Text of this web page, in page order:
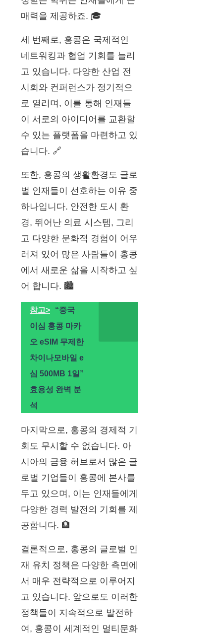
매력을 제공하죠. 🎓
세 번째로, 홍콩은 국제적인
네트워킹과 협업 기회를 늘리
고 있습니다. 다양한 산업 전
시회와 컨퍼런스가 정기적으
로 열리며, 이를 통해 인재들
이 서로의 아이디어를 교환할
수 있는 플랫폼을 마련하고 있
습니다. 🔗
또한, 홍콩의 생활환경도 글로
벌 인재들이 선호하는 이유 중
하나입니다. 안전한 도시 환
경, 뛰어난 의료 시스템, 그리
고 다양한 문화적 경험이 어우
러져 있어 많은 사람들이 홍콩
에서 새로운 삶을 시작하고 싶
어 합니다. 🏙️
참고>
“중국
이심 홍콩 마카
오 eSIM 무제한
차이나모바일 e
심 500MB 1일”
효용성 완벽 분
석
마지막으로, 홍콩의 경제적 기
회도 무시할 수 없습니다. 아
시아의 금융 허브로서 많은 글
로벌 기업들이 홍콩에 본사를
두고 있으며, 이는 인재들에게
다양한 경력 발전의 기회를 제
공합니다. 🏦
결론적으로, 홍콩의 글로벌 인
재 유치 정책은 다양한 측면에
서 매우 전략적으로 이루어지
고 있습니다. 앞으로도 이러한
정책들이 지속적으로 발전하
여, 홍콩이 세계적인 멀티문화